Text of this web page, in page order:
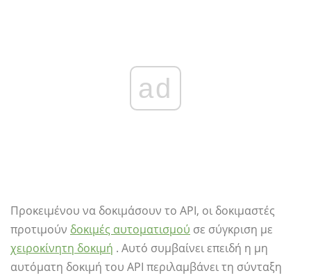
ad
Προκειμένου να δοκιμάσουν το API, οι δοκιμαστές
προτιμούν δοκιμές αυτοματισμού σε σύγκριση με
χειροκίνητη δοκιμή . Αυτό συμβαίνει επειδή η μη
αυτόματη δοκιμή του API περιλαμβάνει τη σύνταξη